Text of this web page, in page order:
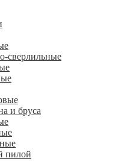
сверлильные
и бруса
пилой